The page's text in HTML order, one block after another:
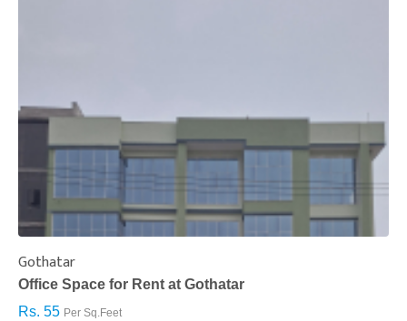
Gothatar
Office Space for Rent at Gothatar
Rs. 55 Per Sq.Feet